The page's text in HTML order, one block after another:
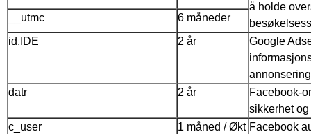
å holde
__utmc
6 måneder
id,IDE
2 år
Google
annonsering
datr
2 år
Facebook-
sikkerhet
c_user
1 måned / Økt Facebook